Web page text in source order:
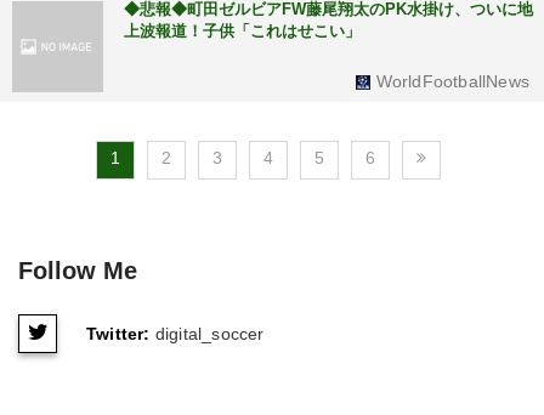
◆悲報◆町田ゼルビアFW藤尾翔太のPK水掛け、ついに地
上波報道！子供「これはせこい」
WorldFootballNews
1 2 3 4 5 6
Follow Me
Twitter: digital_soccer